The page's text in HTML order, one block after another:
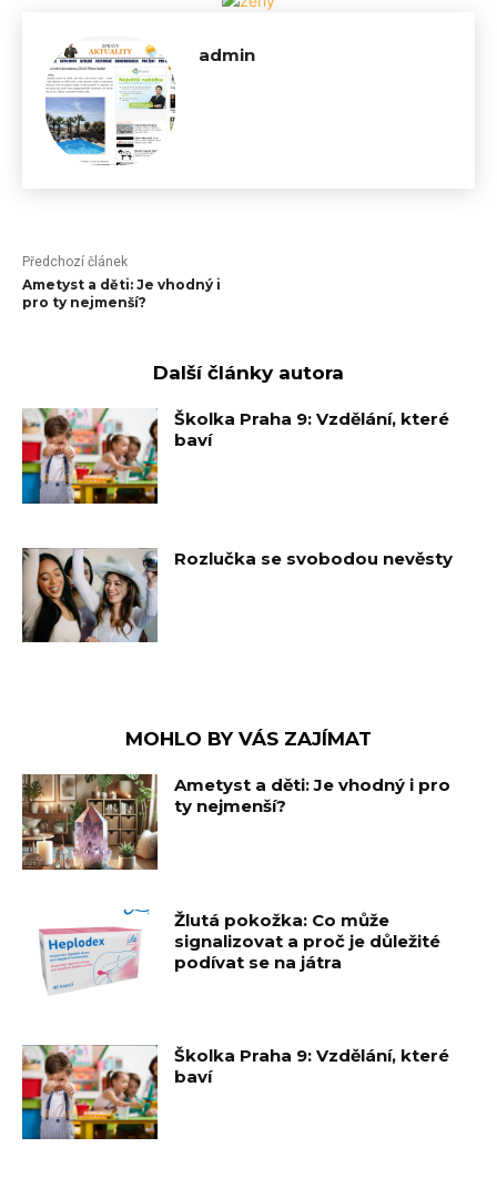
admin
Předchozí článek
Ametyst a děti: Je vhodný i
pro ty nejmenší?
Další články autora
Školka Praha 9: Vzdělání, které
baví
Rozlučka se svobodou nevěsty
MOHLO BY VÁS ZAJÍMAT
Ametyst a děti: Je vhodný i pro
ty nejmenší?
Žlutá pokožka: Co může
signalizovat a proč je důležité
podívat se na játra
Školka Praha 9: Vzdělání, které
baví